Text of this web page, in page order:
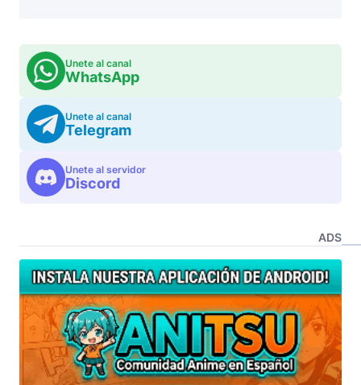
Unete al canal
WhatsApp
Unete al canal
Telegram
Unete al servidor
Discord
ADS